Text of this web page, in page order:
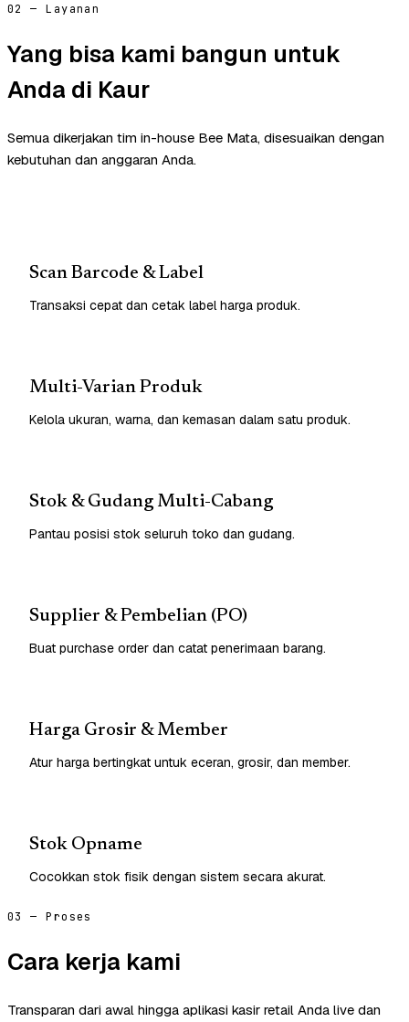
02 — Layanan
Yang bisa kami bangun untuk
Anda di Kaur
Semua dikerjakan tim in-house Bee Mata, disesuaikan dengan
kebutuhan dan anggaran Anda.
Scan Barcode & Label
Transaksi cepat dan cetak label harga produk.
Multi-Varian Produk
Kelola ukuran, warna, dan kemasan dalam satu produk.
Stok & Gudang Multi-Cabang
Pantau posisi stok seluruh toko dan gudang.
Supplier & Pembelian (PO)
Buat purchase order dan catat penerimaan barang.
Harga Grosir & Member
Atur harga bertingkat untuk eceran, grosir, dan member.
Stok Opname
Cocokkan stok fisik dengan sistem secara akurat.
03 — Proses
Cara kerja kami
Transparan dari awal hingga aplikasi kasir retail Anda live dan